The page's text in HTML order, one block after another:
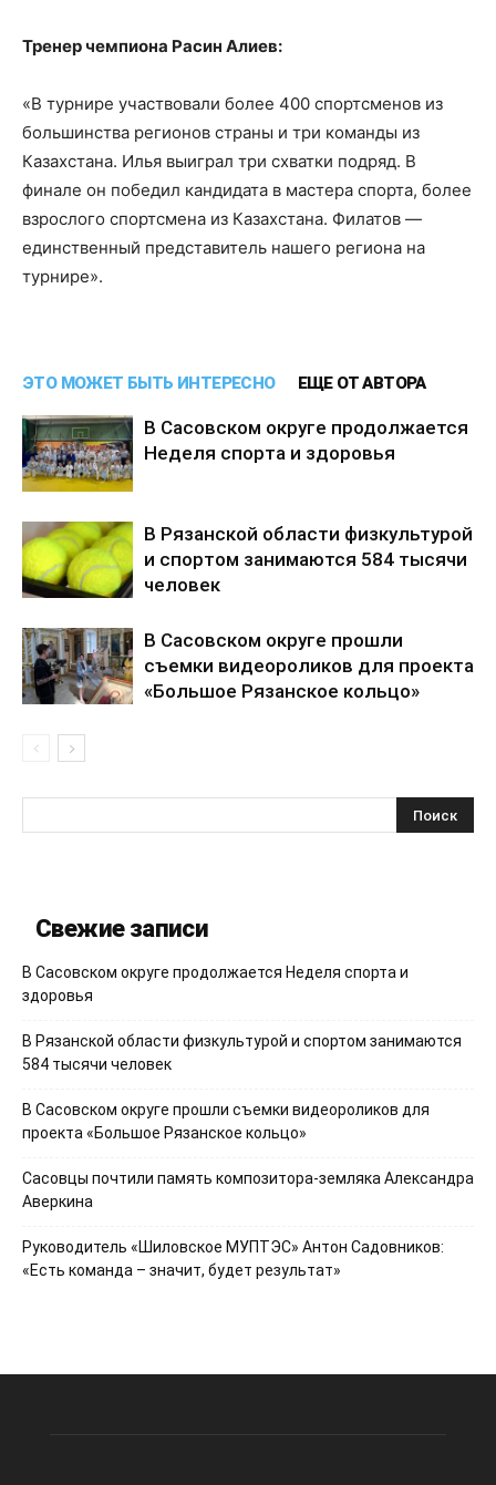
Тренер чемпиона Расин Алиев:
«В турнире участвовали более 400 спортсменов из
большинства регионов страны и три команды из
Казахстана. Илья выиграл три схватки подряд. В
финале он победил кандидата в мастера спорта, более
взрослого спортсмена из Казахстана. Филатов —
единственный представитель нашего региона на
турнире».
ЭТО МОЖЕТ БЫТЬ ИНТЕРЕСНО ЕЩЕ ОТ АВТОРА
В Сасовском округе продолжается
Неделя спорта и здоровья
В Рязанской области физкультурой
и спортом занимаются 584 тысячи
человек
В Сасовском округе прошли
съемки видеороликов для проекта
«Большое Рязанское кольцо»
Свежие записи
В Сасовском округе продолжается Неделя спорта и
здоровья
В Рязанской области физкультурой и спортом занимаются
584 тысячи человек
В Сасовском округе прошли съемки видеороликов для
проекта «Большое Рязанское кольцо»
Сасовцы почтили память композитора-земляка Александра
Аверкина
Руководитель «Шиловское МУПТЭС» Антон Садовников:
«Есть команда – значит, будет результат»